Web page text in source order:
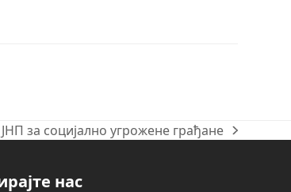
next
ЈНП за социјално угрожене грађане
нас